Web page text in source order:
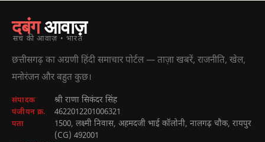
दबंगआवाज़
सच की आवाज़ • भारत
छत्तीसगढ़ का अग्रणी हिंदी समाचार पोर्टल — ताज़ा खबरें, राजनीति, खेल,
मनोरंजन और बहुत कुछ।
संपादक श्री राणा सिकंदर सिंह
पंजीयन क्र. 4622012201006321
पता
1500, लक्ष्मी निवास, अहमदजी भाई कॉलोनी, नालगढ़ चौक, रायपुर
(CG) 492001